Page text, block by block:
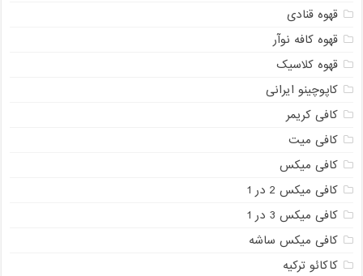
قهوه قنادی
قهوه کافه نوآر
قهوه کلاسیک
کاپوچینو ایرانی
کافی کریمر
کافی میت
کافی میکس
کافی میکس 2 در 1
کافی میکس 3 در 1
کافی میکس ساشه
کاکائو ترکیه